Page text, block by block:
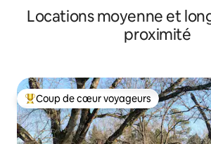
Locations moyenne et
proximité
Coups de cœur voyageurs les plus
Coup de cœur voyageurs